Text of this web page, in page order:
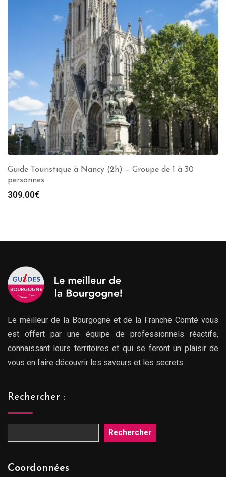
Guide Touristique à Nancy (2h) – Groupe de 1 à 30
personnes
309.00€
Le meilleur de la Bourgogne et de la Franche Comté vous
est offert par une équipe de professionnels réactifs,
connaissant leurs territoires et qui se feront un plaisir de
vous en faire découvrir les saveurs et les secrets.
Rechercher :
Rechercher
Coordonnées